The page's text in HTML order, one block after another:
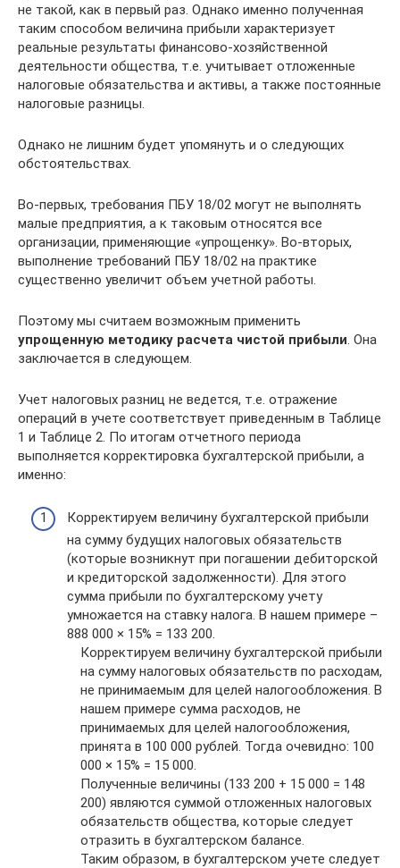
не такой, как в первый раз. Однако именно полученная
таким способом величина прибыли характеризует
реальные результаты финансово-хозяйственной
деятельности общества, т.е. учитывает отложенные
налоговые обязательства и активы, а также постоянные
налоговые разницы.
Однако не лишним будет упомянуть и о следующих
обстоятельствах.
Во-первых, требования ПБУ 18/02 могут не выполнять
малые предприятия, а к таковым относятся все
организации, применяющие «упрощенку». Во-вторых,
выполнение требований ПБУ 18/02 на практике
существенно увеличит объем учетной работы.
Поэтому мы считаем возможным применить
упрощенную методику расчета чистой прибыли . Она
заключается в следующем.
Учет налоговых разниц не ведется, т.е. отражение
операций в учете соответствует приведенным в Таблице
1 и Таблице 2. По итогам отчетного периода
выполняется корректировка бухгалтерской прибыли, а
именно:
Корректируем величину бухгалтерской прибыли
на сумму будущих налоговых обязательств
(которые возникнут при погашении дебиторской
и кредиторской задолженности). Для этого
сумма прибыли по бухгалтерскому учету
умножается на ставку налога. В нашем примере –
888 000 × 15% = 133 200.
Корректируем величину бухгалтерской прибыли
на сумму налоговых обязательств по расходам,
не принимаемым для целей налогообложения. В
нашем примере сумма расходов, не
принимаемых для целей налогообложения,
принята в 100 000 рублей. Тогда очевидно: 100
000 × 15% = 15 000.
Полученные величины (133 200 + 15 000 = 148
200) являются суммой отложенных налоговых
обязательств общества, которые следует
отразить в бухгалтерском балансе.
Таким образом, в бухгалтерском учете следует